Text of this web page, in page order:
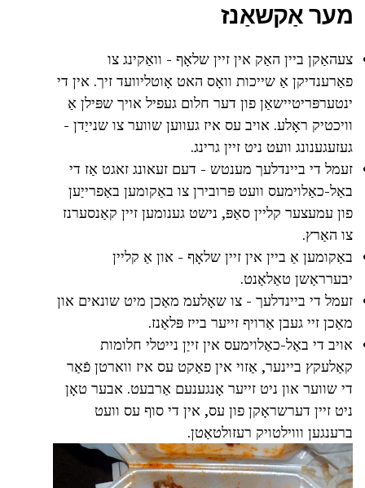
מער אַקשאַנז
צעהאַקן ביין האַק אין זיין שלאָף - וואַקינג צו
פאַרענדיקן אַ שייכות וואָס האט אָוטליוועד זיך. אין די
ינטערפּריטיישאַן פון דער חלום געפיל אויך שפּילן אַ
וויכטיק ראָלע. אויב עס איז געווען שווער צו שנייַדן -
געזעגענונג וועט ניט זיין גרינג.
זעמל די ביינדלעך מענטש - דעם זעאונג זאגט אַז די
באַל-כאַלוימעס וועט פּרובירן צו באַקומען באַפרייַען
פון עמעצער קליין סאַפּ, נישט גענומען זיין קאַנסערנז
צו האַרץ.
באַקומען אַ ביין אין זיין שלאָף - און אַ קליין
יבערראַשן טאַלאַנט.
זעמל די ביינדלעך - צו שאָלעמ מאַכן מיט שונאים און
מאַכן זיי געבן אַרויף זייער בייז פּלאַנז.
אויב די באַל-כאַלוימעס אין זייַן נייטלי חלומות
קאַלעקץ ביינער, אַזוי אין פאַקט עס איז ווארטן פֿאַר
די שווער און ניט זייער אָנגענעם אַרבעט. אבער טאָן
ניט זיין דערשראָקן פון עס, אין די סוף עס וועט
ברענגען וווילטויק רעזולטאַטן.